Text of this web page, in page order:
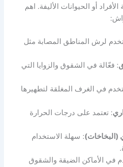
أو الحيوانات الأليفة. اهم
لرش المناطق المصابة مثل
: فعّالة في الشقوق والزوايا التي
في الغرف المغلقة لتطهيرها
: تعتمد على درجات الحرارة
(البخاخات): سهلة الاستخدام
في الأماكن الضيقة والشقوق